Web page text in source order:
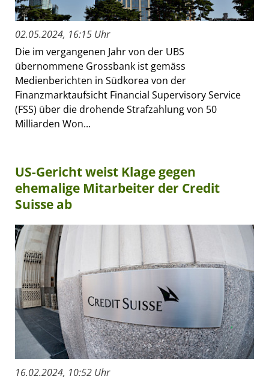
02.05.2024, 16:15 Uhr
Die im vergangenen Jahr von der UBS
übernommene Grossbank ist gemäss
Medienberichten in Südkorea von der
Finanzmarktaufsicht Financial Supervisory Service
(FSS) über die drohende Strafzahlung von 50
Milliarden Won...
US-Gericht weist Klage gegen
ehemalige Mitarbeiter der Credit
Suisse ab
16.02.2024, 10:52 Uhr